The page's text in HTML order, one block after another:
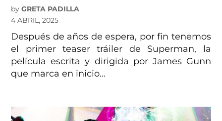
by GRETA PADILLA
4 ABRIL, 2025
Después de años de espera, por fin tenemos
el primer teaser tráiler de Superman, la
película escrita y dirigida por James Gunn
que marca en inicio…